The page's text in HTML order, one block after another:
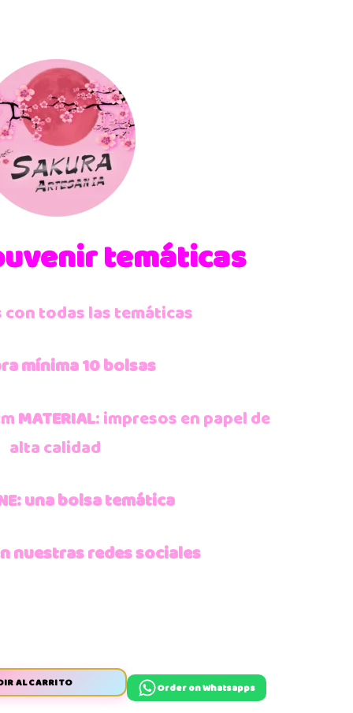
temáticas
con todas las temáticas
mínima 10 bolsas
MATERIAL: impresos en papel de
alta calidad
una bolsatemática
nuestras redes sociales
AL CARRITO Order on Whatsapps